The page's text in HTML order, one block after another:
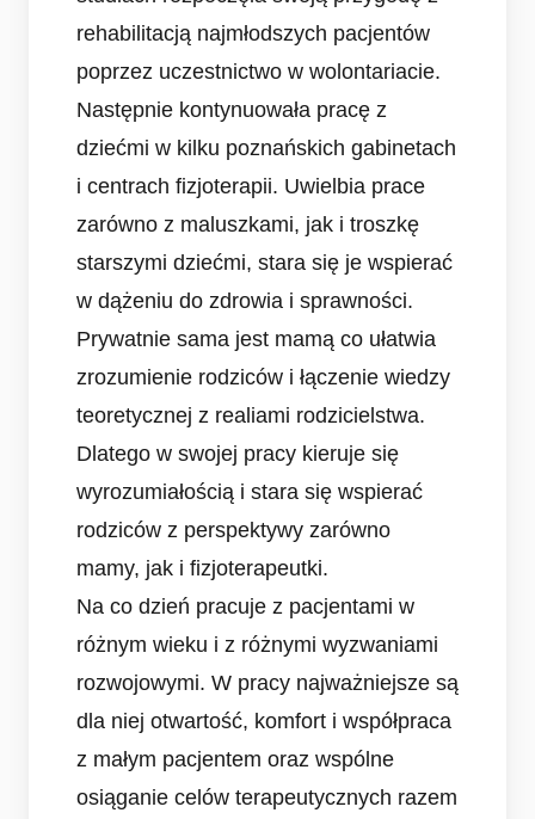
rehabilitacją najmłodszych pacjentów
poprzez uczestnictwo w wolontariacie.
Następnie kontynuowała pracę z
dziećmi w kilku poznańskich gabinetach
i centrach fizjoterapii. Uwielbia prace
zarówno z maluszkami, jak i troszkę
starszymi dziećmi, stara się je wspierać
w dążeniu do zdrowia i sprawności.
Prywatnie sama jest mamą co ułatwia
zrozumienie rodziców i łączenie wiedzy
teoretycznej z realiami rodzicielstwa.
Dlatego w swojej pracy kieruje się
wyrozumiałością i stara się wspierać
rodziców z perspektywy zarówno
mamy, jak i fizjoterapeutki.
Na co dzień pracuje z pacjentami w
różnym wieku i z różnymi wyzwaniami
rozwojowymi. W pracy najważniejsze są
dla niej otwartość, komfort i współpraca
z małym pacjentem oraz wspólne
osiąganie celów terapeutycznych razem